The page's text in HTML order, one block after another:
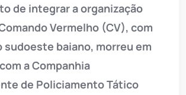
de integrar a organização
Vermelho (CV), com
sudoeste baiano, morreu em
a Companhia
de Policiamento Tático